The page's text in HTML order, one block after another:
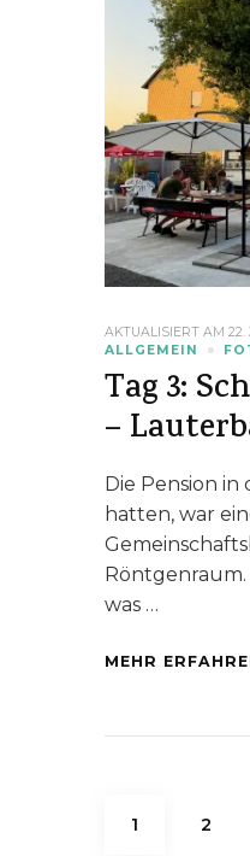
AKTUALISIERT AM22.
ALLGEMEIN
Tag 3:
–
Die Pension
hatten, war
was …
MEHR
SEITE
1 SEITE
2